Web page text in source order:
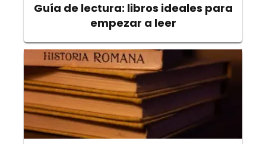
Guía de lectura: libros ideales para
empezar a leer